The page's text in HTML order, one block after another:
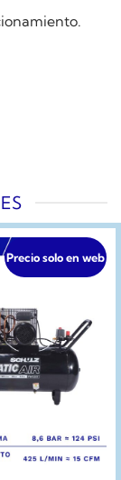
Precio solo en web